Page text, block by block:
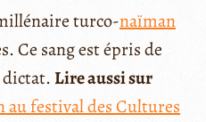
turco-naïman
Ce sang est épris de
dictat. Lire aussi sur
au festival des Cultures